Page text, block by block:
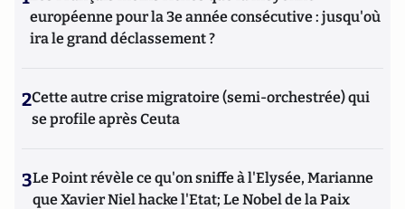
européenne pour la 3e année consécutive : jusqu'où
ira le grand déclassement ?
2Cette autre crise migratoire (semi-orchestrée) qui
se profile après Ceuta
3Le Point révèle ce qu'on sniffe à l'Elysée, Marianne
que Xavier Niel hacke l'Etat; Le Nobel de la Paix